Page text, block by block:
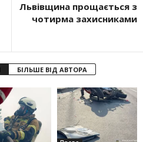
Львівщина прощається з
чотирма захисниками
БІЛЬШЕ ВІД АВТОРА